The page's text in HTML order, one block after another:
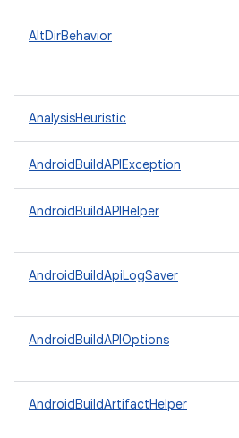
AltDirBehavior
AnalysisHeuristic
AndroidBuildAPIException
AndroidBuildAPIHelper
AndroidBuildApiLogSaver
AndroidBuildAPIOptions
AndroidBuildArtifactHelper